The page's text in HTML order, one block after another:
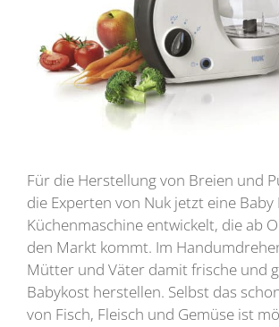
Für die Herstellung von Breien und
die Experten von Nuk jetzt eine Baby
Küchenmaschine entwickelt, die ab
den Markt kommt. Im
Mütter und Väter damit frische und
Babykost herstellen. Selbst das
von Fisch, Fleisch und Gemüse ist